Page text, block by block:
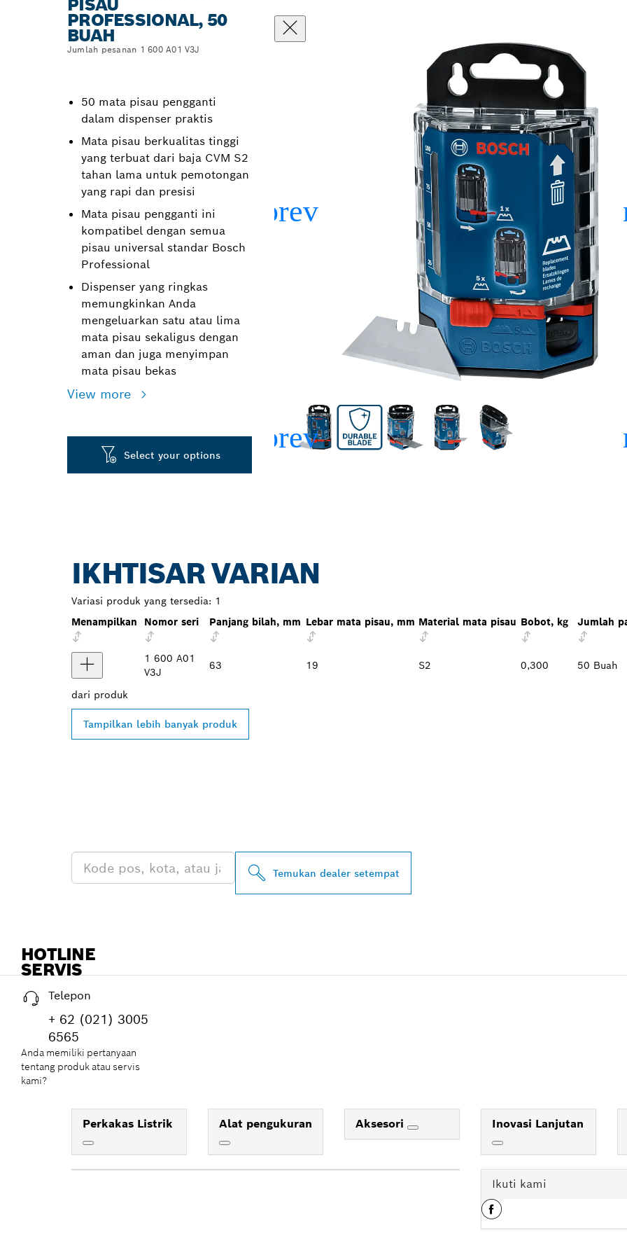
PISAU
PROFESSIONAL, 50
BUAH
Jumlah pesanan 1 600 A01 V3J
50 mata pisau pengganti
dalam dispenser praktis
Mata pisau berkualitas tinggi
yang terbuat dari baja CVM S2
tahan lama untuk pemotongan
yang rapi dan presisi
Mata pisau pengganti ini
kompatibel dengan semua
pisau universal standar Bosch
Professional
Dispenser yang ringkas
memungkinkan Anda
mengeluarkan satu atau lima
mata pisau sekaligus dengan
aman dan juga menyimpan
mata pisau bekas
View more
Select your options
IKHTISAR VARIAN
Variasi produk yang tersedia: 1
Menampilkan
Nomor seri Panjang bilah, mm Lebar mata pisau, mm Material mata pisau Bobot, kg Jumlah
1 600 A01
V3J
63 19 S2 0,300 50 Buah
dari produk
Tampilkan lebih banyak produk
Temukan dealer setempat
HOTLINE
SERVIS
Telepon
+ 62 (021) 3005
6565
Anda memiliki pertanyaan
tentang produk atau servis
kami?
Perkakas Listrik Alat pengukuran Aksesori Inovasi Lanjutan
Ikuti kami